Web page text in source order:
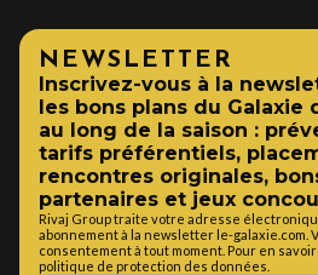
NEWSLETTER
Inscrivez-vous à la
les bons plans du Galaxie
au long de la saison :
tarifs préférentiels,
rencontres originales,
partenaires et jeux
Rivaj Group traite votre adresse
abonnement à la newsletter le-galaxie.com.
consentement à tout moment. Pour en
politique de protection des données.